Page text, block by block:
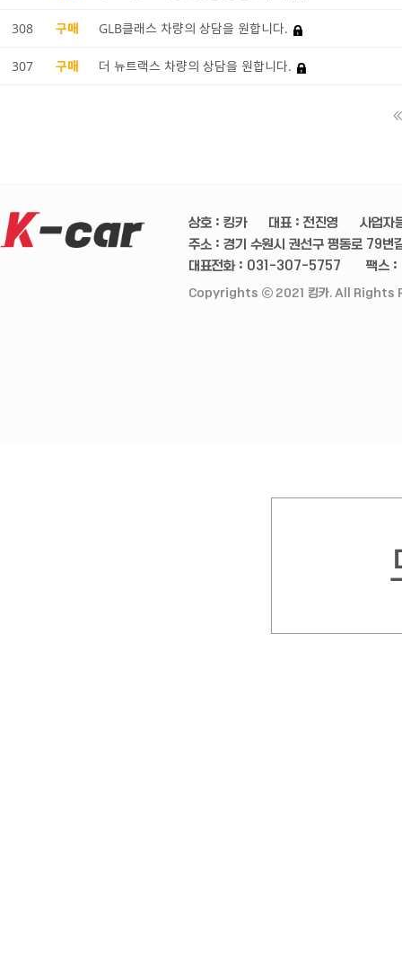
308 구매 GLB클래스 차량의 상담을 원합니다.
307 구매 더 뉴트랙스 차량의 상담을 원합니다.
상호 : 킹카 대표 : 전진영
사업자
주소 : 경기 수원시 권선구 평동로 79
대표전화 : 031-307-5757
팩스
Copyrights ⓒ 2021 킹카. All Rights